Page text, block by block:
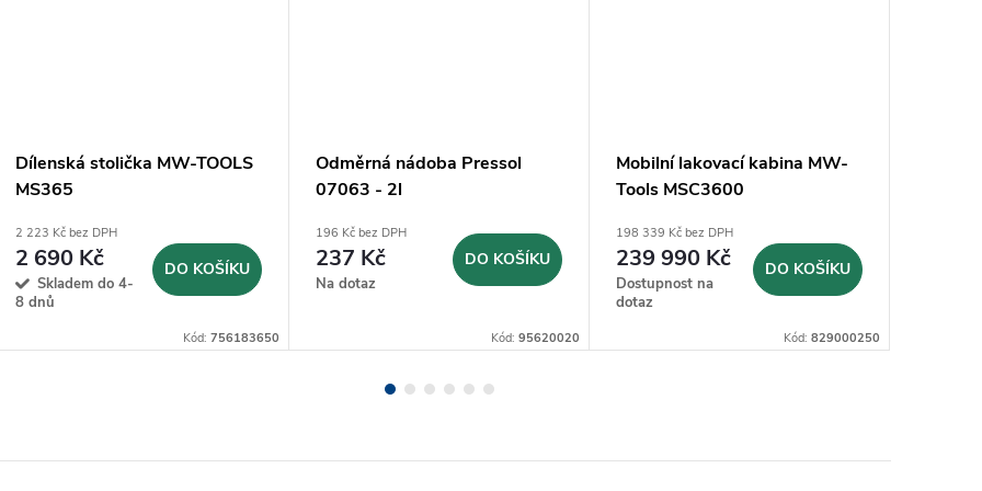
Dílenská stolička MW-TOOLS
MS365
2 223 Kč bez DPH
2 690 Kč
Skladem do 4-
8 dnů
DO KOŠÍKU
Kód: 756183650
Odměrná nádoba Pressol
07063 - 2l
196 Kč bez DPH
237 Kč
Na dotaz
DO KOŠÍKU
Kód: 95620020
Mobilní lakovací kabina MW-
Tools MSC3600
198 339 Kč bez DPH
239 990 Kč
Dostupnost na
dotaz
DO KOŠÍKU
Kód: 829000250